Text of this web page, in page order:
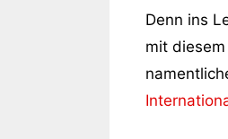
Denn ins
mit